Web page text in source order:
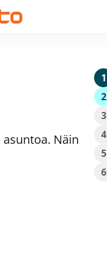
Näin
1
2
3
4
5
6